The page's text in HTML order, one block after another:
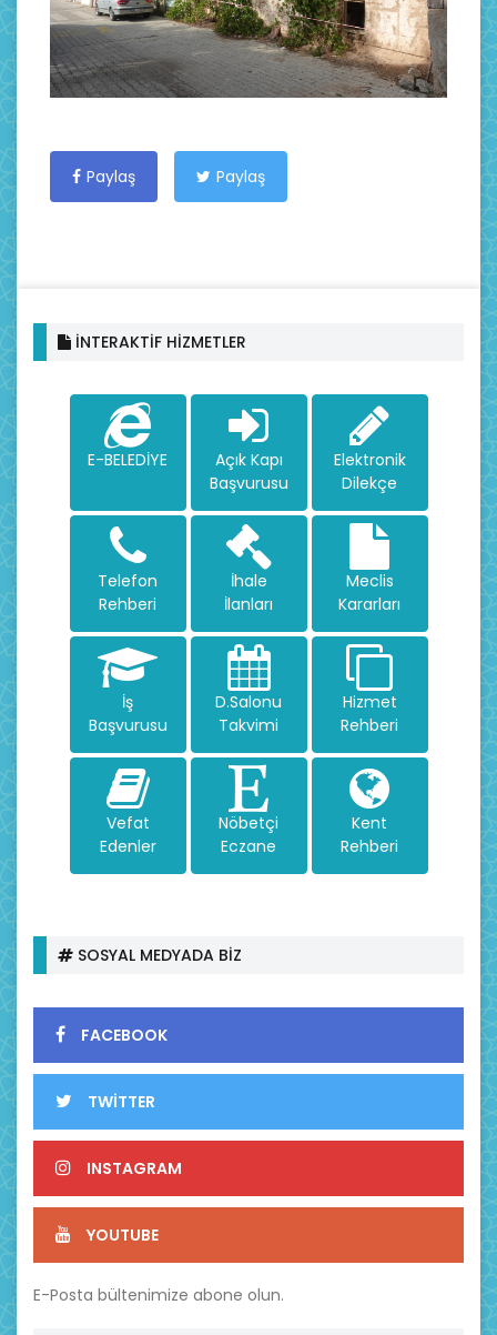
Paylaş Paylaş
İNTERAKTİF HİZMETLER
E-BELEDİYE
Açık Kapı
Başvurusu
Elektronik
Dilekçe
Telefon
Rehberi
İhale
İlanları
Meclis
Kararları
İş
Başvurusu
D.Salonu
Takvimi
Hizmet
Rehberi
Vefat
Edenler
Nöbetçi
Eczane
Kent
Rehberi
SOSYAL MEDYADA BİZ
FACEBOOK
TWİTTER
INSTAGRAM
YOUTUBE
E-Posta bültenimize abone olun.